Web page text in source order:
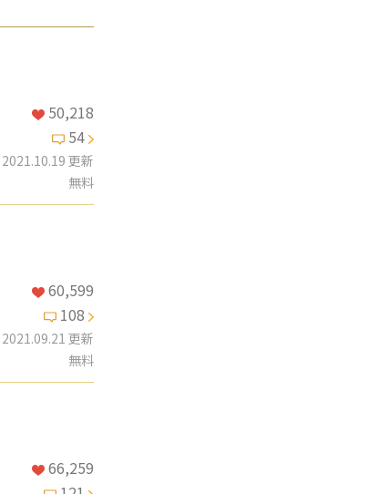
50,218
54
2021.10.19 更新
無料
60,599
108
2021.09.21 更新
無料
66,259